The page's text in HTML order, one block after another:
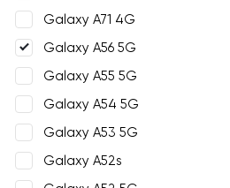
Galaxy A71 4G
Galaxy A56 5G
Galaxy A55 5G
Galaxy A54 5G
Galaxy A53 5G
Galaxy A52s